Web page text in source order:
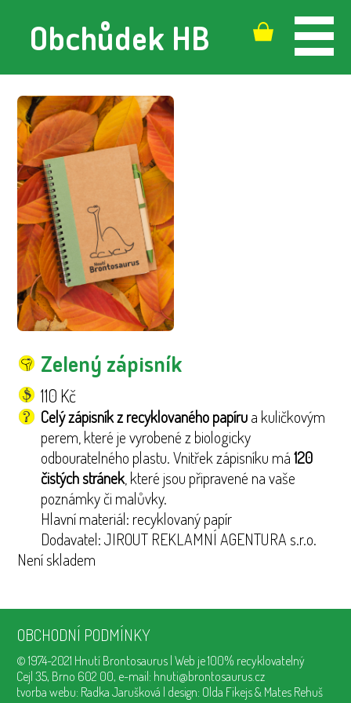
Obchůdek HB
Zelený zápisník
110 Kč
Celý zápisník z recyklovaného papírua kuličkovým
perem, které je vyrobené z biologicky
odbouratelného plastu. Vnitřek zápisníku má120
čistých stránek , které jsou připravené na vaše
poznámky či malůvky.
Hlavní materiál: recyklovaný papír
Dodavatel: JIROUT REKLAMNÍ AGENTURA s.r.o.
Není skladem
OBCHODNÍ PODMÍNKY
© 1974-2021 Hnutí Brontosaurus | Web je 100% recyklovatelný
Cejl 35, Brno 602 00, e-mail: hnuti@brontosaurus.cz
tvorba webu: Radka Jarušková | design: Olda Fikejs& Mates Rehuš